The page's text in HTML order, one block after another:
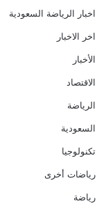
اخبار الرياضة السعودية
اخر الاخبار
الأخبار
الاقتصاد
الرياضة
السعودية
تكنولوجيا
رياضات أخرى
رياضة